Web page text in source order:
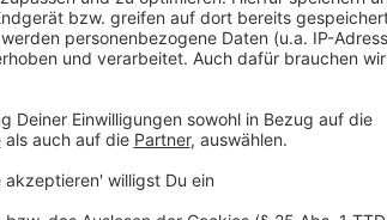
Szenarien. Diese treten ein, wenn mehr als
Tagen auf 100.000 Einwohner auftreten. In
das Landeszentrum Gesundheit und die
Schutzmaßnahmen zur Eindämmung des
Allgemeinverfügung:
Die Kommunen in